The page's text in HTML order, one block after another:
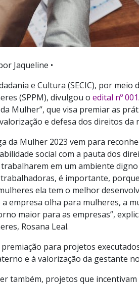
Jaqueline •
e Cultura (SECIC), por meio
(SPPM), divulgou o edital nº001
da Mulher”, que visa premiar as
e defesa dos direitos
da Mulher 2023 vem para
social com a pauta dos
em um ambiente
é importante,
ela tem o melhor
empresa olha para mulheres, a
maior para as empresas”,
Rosana Leal.
para projetos
e à valorização da gestante
também, projetos que